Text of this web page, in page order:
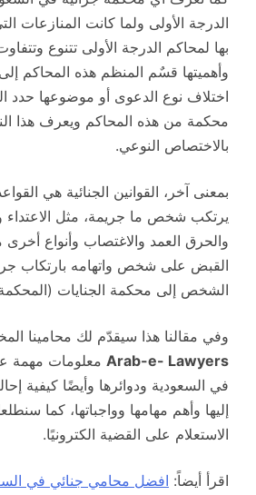
الدرجة الأولى ولما كانت المنازعات
بها لمحاكم الدرجة الأولى تتنوع
وأهميتها قسٌم المنظم هذه المحاكم
اختلاف نوع الدعوى أو موضوعها
محكمة من هذه المحاكم ويعرف هذا
بالاختصاص النوعي.
بمعنى آخر، القوانين الجنائية هي
يرتكب شخص ما جريمة، مثل الاعتداء
والحرق العمد والاغتصاب وأنواع أخرى
القبض على شخص واتهامه بارتكاب
الشخص إلى محكمة الجنايات (المحكمة
وفي مقالنا هذا سيقدّم لك محامينا
Arab-e- Lawyers معلومات مهمة
في السعودية ودوائرها وأيضًا كيفية
إليها وأهم مهامها وواجباتها، كما
الاستعلام على القضية الكترونيًا.
اقرأ أيضاً: افضل محامي جنائي في